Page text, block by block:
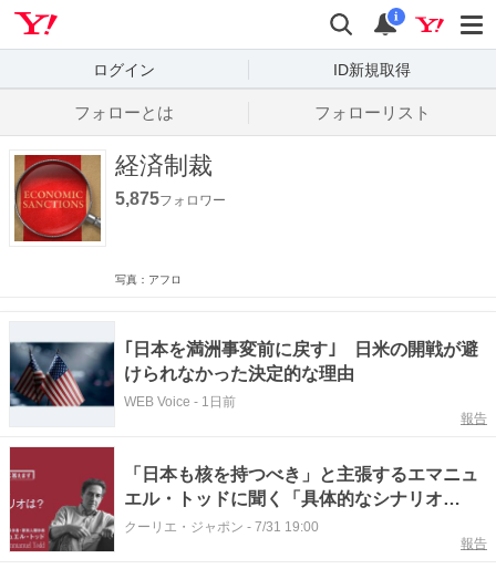
検索
通知
i
ログイン ID新規取得
フォローとは フォローリスト
経済制裁
5,875フォロワー
写真：アフロ
｢日本を満洲事変前に戻す｣ 日米の開戦が避
けられなかった決定的な理由
WEB Voice - 1日前
報告
「日本も核を持つべき」と主張するエマニュ
エル・トッドに聞く「具体的なシナリオ
は？」
クーリエ・ジャポン - 7/31 19:00
報告